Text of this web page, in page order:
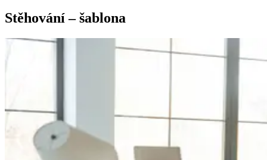
Stěhování – šablona